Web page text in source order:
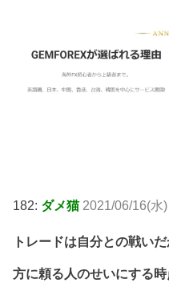
182: ダメ猫 2021/06/16(水
トレードは自分との戦い
方に頼る人のせいにする